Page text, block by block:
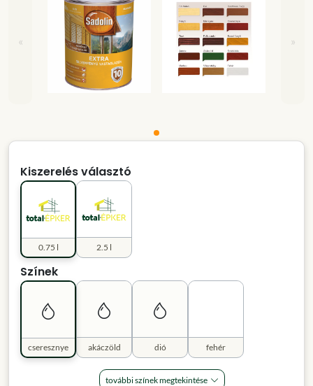
« »
Kiszerelés választó
0.75 l 2.5 l
Színek
akáczöld
cseresznye dió fehér
további színek megtekintése